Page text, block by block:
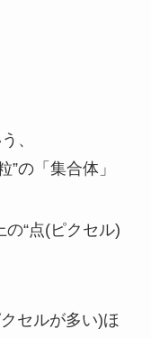
、
の「集合体」
の“点(ピクセル)
セルが多い)ほ